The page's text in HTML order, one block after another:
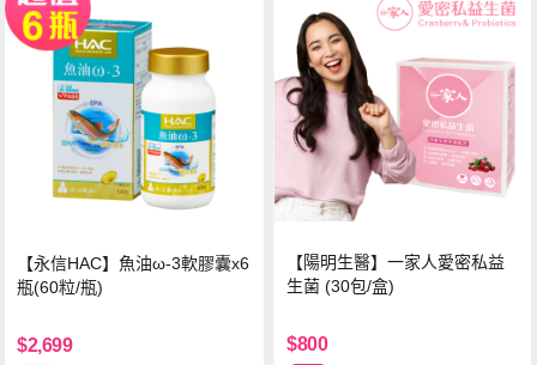
【永信HAC】魚油ω-3軟膠囊x6
瓶(60粒/瓶)
$2,699
【陽明生醫】一家人愛密私益
生菌 (30包/盒)
$800